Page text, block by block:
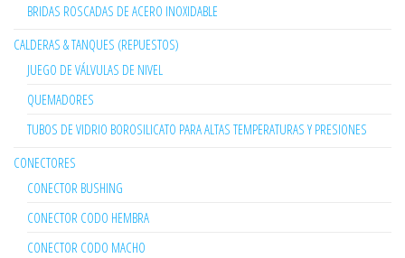
BRIDAS ROSCADAS DE ACERO INOXIDABLE
CALDERAS & TANQUES (REPUESTOS)
JUEGO DE VÁLVULAS DE NIVEL
QUEMADORES
TUBOS DE VIDRIO BOROSILICATO PARA ALTAS TEMPERATURAS Y PRESIONES
CONECTORES
CONECTOR BUSHING
CONECTOR CODO HEMBRA
CONECTOR CODO MACHO